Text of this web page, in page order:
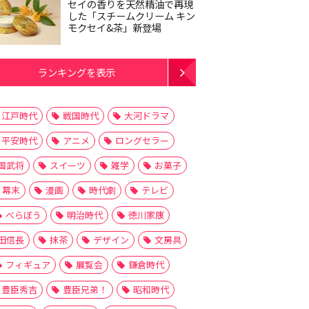
セイの香りを天然精油で再現
した「スチームクリーム キン
モクセイ&茶」新登場
ランキングを表示
江戸時代 戦国時代
大河ドラマ
平安時代
アニメ
ロングセラー
武将
スイーツ 雑学
お菓子
幕末
漫画 時代劇
テレビ
べらぼう
明治時代
徳川家康
信長
抹茶 デザイン
文房具
フィギュア
展覧会
鎌倉時代
豊臣秀吉
豊臣兄弟！
昭和時代